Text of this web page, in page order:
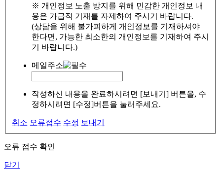
※ 개인정보 노출 방지를 위해 민감한 개인정보 내
용은 가급적 기재를 자제하여 주시기 바랍니다.
(상담을 위해 불가피하게 개인정보를 기재하셔야
한다면, 가능한 최소한의 개인정보를 기재하여 주시
기 바랍니다.)
메일주소
작성하신 내용을 완료하시려면 [보내기] 버튼을, 수
정하시려면 [수정]버튼을 눌러주세요.
취소 오류접수 수정 보내기
오류 접수 확인
닫기